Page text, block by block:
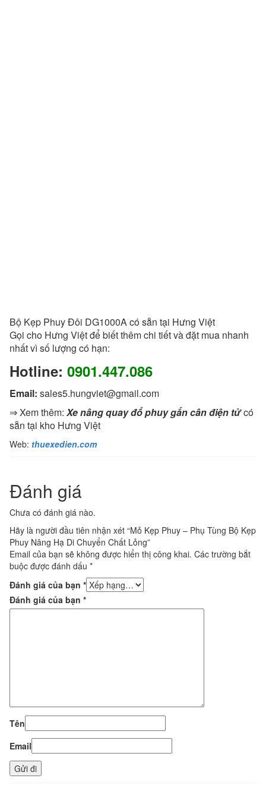
Bộ Kẹp Phuy Đôi DG1000A có sẵn tại Hưng Việt
Gọi cho Hưng Việt để biết thêm chi tiết và đặt mua nhanh
nhất vì số lượng có hạn:
Hotline: 0901.447.086
Email: sales5.hungviet@gmail.com
⇒ Xem thêm: Xe nâng quay đổ phuy gắn cân điện tửcó
sẵn tại kho Hưng Việt
Web: thuexedien.com
Đánh giá
Chưa có đánh giá nào.
Hãy là người đầu tiên nhận xét “Mỏ Kẹp Phuy – Phụ Tùng Bộ Kẹp
Phuy Nâng Hạ Di Chuyển Chất Lỏng”
Email của bạn sẽ không được hiển thị công khai. Các trường bắt
buộc được đánh dấu *
Đánh giá của bạn *
Đánh giá của bạn *
Tên
Email